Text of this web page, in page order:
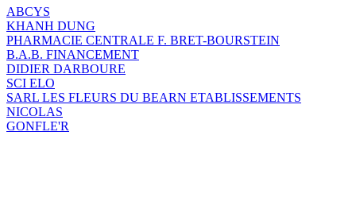
ABCYS
KHANH DUNG
PHARMACIE CENTRALE F. BRET-BOURSTEIN
B.A.B. FINANCEMENT
DIDIER DARBOURE
SCI ELO
SARL LES FLEURS DU BEARN ETABLISSEMENTS
NICOLAS
GONFLE'R